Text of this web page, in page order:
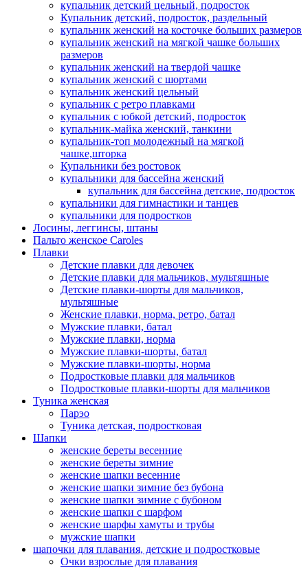
купальник детский цельный, подросток
Купальник детский, подросток, раздельный
купальник женский на косточке больших размеров
купальник женский на мягкой чашке больших
размеров
купальник женский на твердой чашке
купальник женский с шортами
купальник женский цельный
купальник с ретро плавками
купальник с юбкой детский, подросток
купальник-майка женский, танкини
купальник-топ молодежный на мягкой
чашке,шторка
Купальники без ростовок
купальники для бассейна женский
купальник для бассейна детские, подросток
купальники для гимнастики и танцев
купальники для подростков
Лосины, леггинсы, штаны
Пальто женское Caroles
Плавки
Детские плавки для девочек
Детские плавки для мальчиков, мультяшные
Детские плавки-шорты для мальчиков,
мультяшные
Женские плавки, норма, ретро, батал
Мужские плавки, батал
Мужские плавки, норма
Мужские плавки-шорты, батал
Мужские плавки-шорты, норма
Подростковые плавки для мальчиков
Подростковые плавки-шорты для мальчиков
Туникa женская
Парэо
Туника детская, подростковая
Шапки
женские береты весенние
женские береты зимние
женские шапки весенние
женские шапки зимние без бубона
женские шапки зимние с бубоном
женские шапки с шарфом
женские шарфы хамуты и трубы
мужские шапки
шапочки для плавания, детские и подростковые
Очки взрослые для плавания